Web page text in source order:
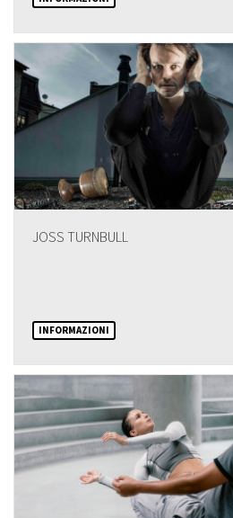
JOSS TURNBULL
INFORMAZIONI